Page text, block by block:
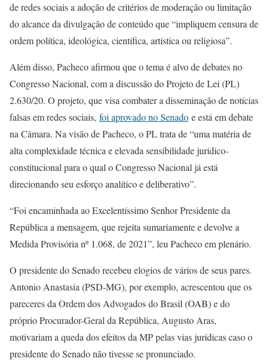
de redes sociais a adoção de critérios de moderação ou limitação
do alcance da divulgação de conteúdo que “impliquem censura de
ordem política, ideológica, científica, artística ou religiosa”.
Além disso, Pacheco afirmou que o tema é alvo de debates no
Congresso Nacional, com a discussão do Projeto de Lei (PL)
2.630/20. O projeto, que visa combater a disseminação de notícias
falsas em redes sociais, foi aprovado no Senado e está em debate
na Câmara. Na visão de Pacheco, o PL trata de “uma matéria de
alta complexidade técnica e elevada sensibilidade jurídico-
constitucional para o qual o Congresso Nacional já está
direcionando seu esforço analítico e deliberativo”.
“Foi encaminhada ao Excelentíssimo Senhor Presidente da
República a mensagem, que rejeita sumariamente e devolve a
Medida Provisória nº 1.068, de 2021”, leu Pacheco em plenário.
O presidente do Senado recebeu elogios de vários de seus pares.
Antonio Anastasia (PSD-MG), por exemplo, acrescentou que os
pareceres da Ordem dos Advogados do Brasil (OAB) e do
próprio Procurador-Geral da República, Augusto Aras,
motivariam a queda dos efeitos da MP pelas vias jurídicas caso o
presidente do Senado não tivesse se pronunciado.